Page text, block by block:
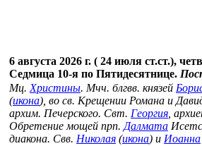
6 августа 2026 г. ( 24 июля ст.ст.),
Седмица 10-я по Пятидесятнице.
Мц. Христины. Мчч. блгвв. князей
(икона), во св. Крещении Романа и
архим. Печерского. Свт. Георгия ,
Обретение мощей прп. Далмата
диакона. Свв. Николая (икона) и Иоанна